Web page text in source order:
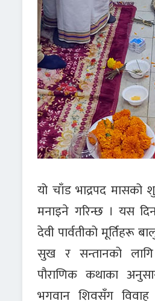
यो चाँड भाद्रपद मासको
मनाइने गरिन्छ । यस
देवी पार्वतीको मूर्तिहरू
सुख र सन्तानको
पौराणिक कथाका
भगवान शिवसँग